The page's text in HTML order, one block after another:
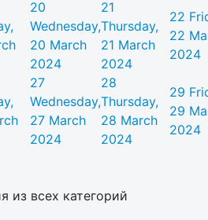
20
Wednesday,
20 March
2024
21
Thursday,
21 March
2024
22
22
2024
27
Wednesday,
27 March
2024
28
Thursday,
28 March
2024
29
29
2024
из всех категорий